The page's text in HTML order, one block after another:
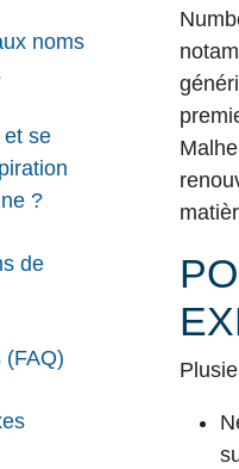
noms
et se
?
de
(FAQ)